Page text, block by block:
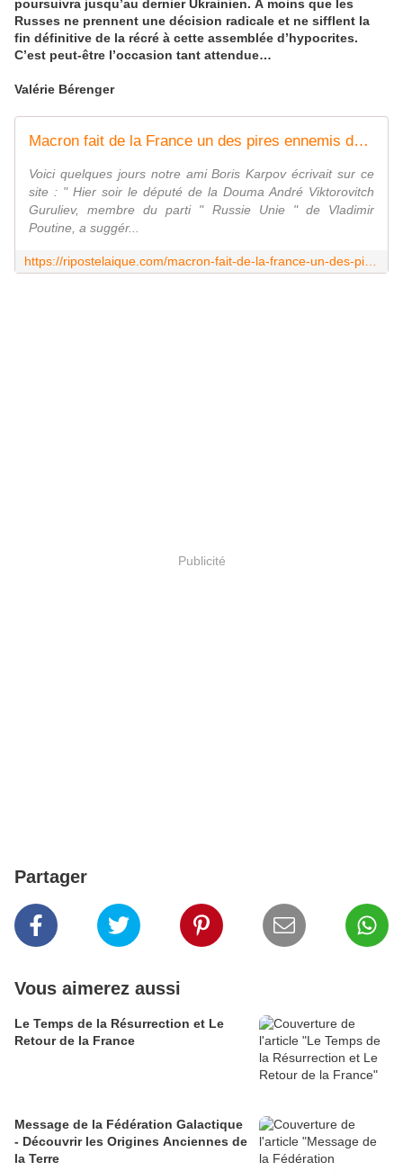
poursuivra jusqu’au dernier Ukrainien. À moins que les
Russes ne prennent une décision radicale et ne sifflent la
fin définitive de la récré à cette assemblée d’hypocrites.
C’est peut-être l’occasion tant attendue…
Valérie Bérenger
Macron fait de la France un des pires ennemis de la Russie
Voici quelques jours notre ami Boris Karpov écrivait sur ce
site : " Hier soir le député de la Douma André Viktorovitch
Guruliev, membre du parti " Russie Unie " de Vladimir
Poutine, a suggér...
Publicité
Partager
Vous aimerez aussi
Le Temps de la Résurrection et Le
Retour de la France
Message de la Fédération Galactique
- Découvrir les Origines Anciennes de
la Terre